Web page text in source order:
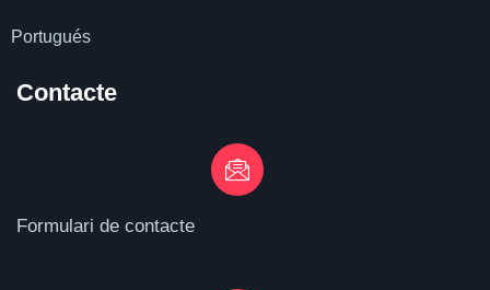
Portugués
Contacte
Formulari de contacte